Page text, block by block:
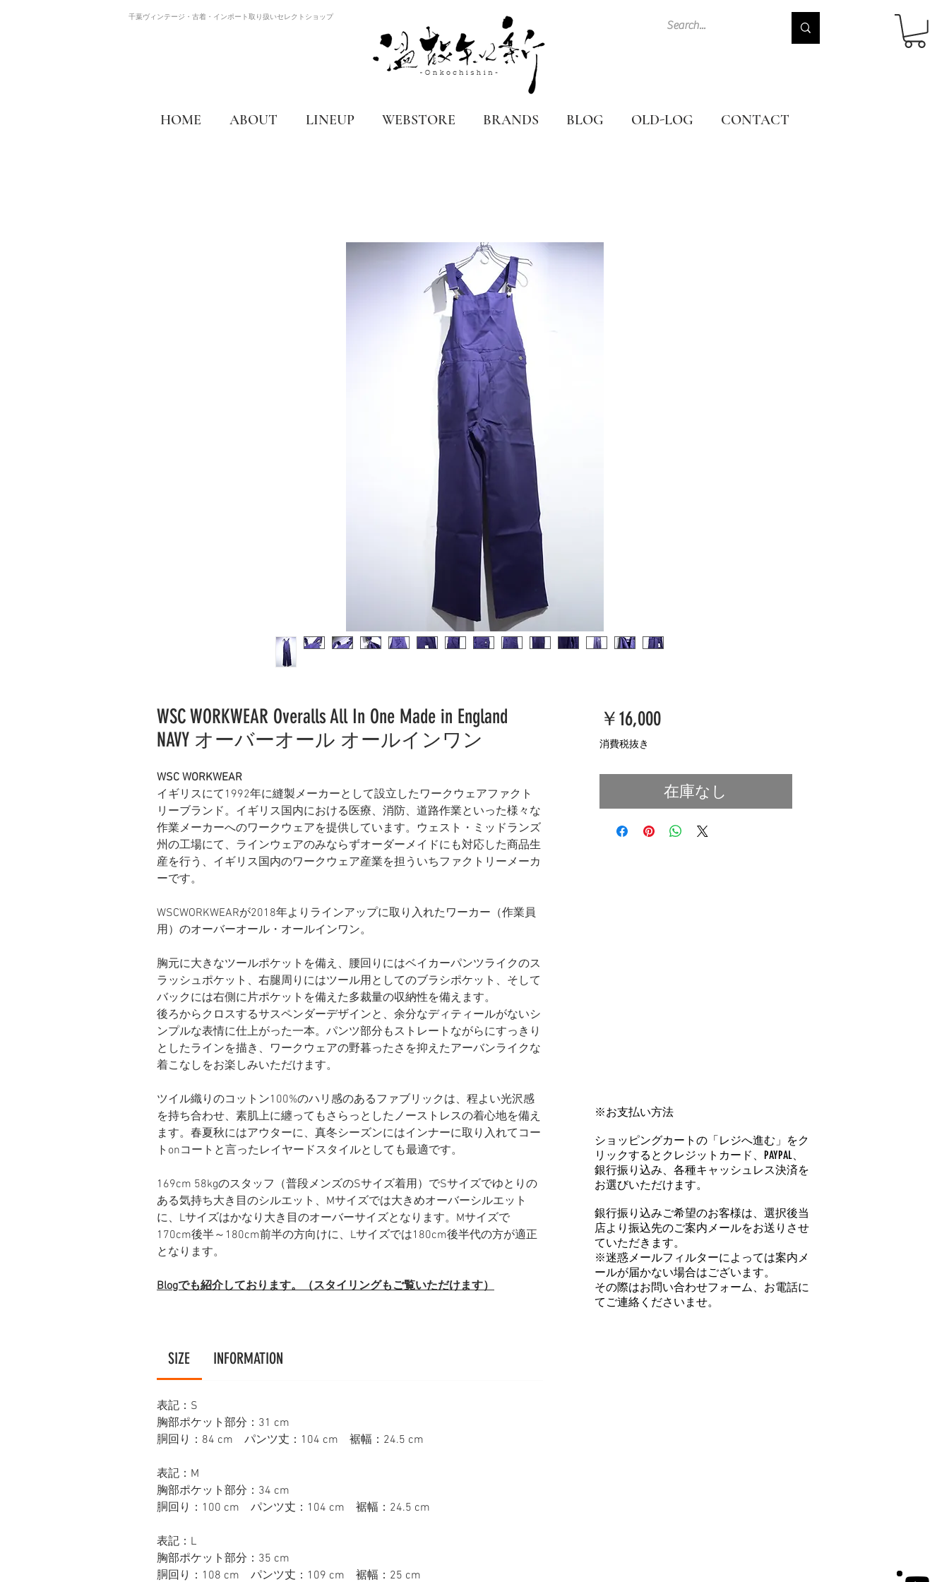
千葉ヴィンテージ・古着・インポート取り扱いセレクトショップ
HOME ABOUT LINEUP WEBSTORE BRANDS BLOG OLD-LOG CONTACT
WSC WORKWEAR Overalls All In One Made in England
NAVY オーバーオール オールインワン
WSC WORKWEAR
イギリスにて1992年に縫製メーカーとして設立したワークウェアファクト
リーブランド。イギリス国内における医療、消防、道路作業といった様々な
作業メーカーへのワークウェアを提供しています。ウェスト・ミッドランズ
州の工場にて、ラインウェアのみならずオーダーメイドにも対応した商品生
産を行う、イギリス国内のワークウェア産業を担ういちファクトリーメーカ
ーです。
WSCWORKWEARが2018年よりラインアップに取り入れたワーカー（作業員
用）のオーバーオール・オールインワン。
胸元に大きなツールポケットを備え、腰回りにはベイカーパンツライクのス
ラッシュポケット、右腿周りにはツール用としてのブラシポケット、そして
バックには右側に片ポケットを備えた多裁量の収納性を備えます。
後ろからクロスするサスペンダーデザインと、余分なディティールがないシ
ンプルな表情に仕上がった一本。パンツ部分もストレートながらにすっきり
としたラインを描き、ワークウェアの野暮ったさを抑えたアーバンライクな
着こなしをお楽しみいただけます。
ツイル織りのコットン100%のハリ感のあるファブリックは、程よい光沢感
を持ち合わせ、素肌上に纏ってもさらっとしたノーストレスの着心地を備え
ます。春夏秋にはアウターに、真冬シーズンにはインナーに取り入れてコー
トonコートと言ったレイヤードスタイルとしても最適です。
169cm 58kgのスタッフ（普段メンズのSサイズ着用）でSサイズでゆとりの
ある気持ち大き目のシルエット、Mサイズでは大きめオーバーシルエット
に、Lサイズはかなり大き目のオーバーサイズとなります。Mサイズで
170cm後半～180cm前半の方向けに、Lサイズでは180cm後半代の方が適正
となります。
Blogでも紹介しております。（スタイリングもご覧いただけます）
SIZE INFORMATION
表記：S
胸部ポケット部分：31 cm
胴回り：84 cm パンツ丈：104 cm 裾幅：24.5 cm
表記：M
胸部ポケット部分：34 cm
胴回り：100 cm パンツ丈：104 cm 裾幅：24.5 cm
表記：L
胸部ポケット部分：35 cm
胴回り：108 cm パンツ丈：109 cm 裾幅：25 cm
￥16,000価
消費税抜き
在庫なし
※お支払い方法
ショッピングカートの「レジへ進む」をク
リックするとクレジットカード、PAYPAL、
銀行振り込み、各種キャッシュレス決済を
お選びいただけます。
銀行振り込みご希望のお客様は、選択後当
店より振込先のご案内メールをお送りさせ
ていただきます。
※迷惑メールフィルターによっては案内メ
ールが届かない場合はございます。
その際はお問い合わせフォーム、お電話に
てご連絡くださいませ。